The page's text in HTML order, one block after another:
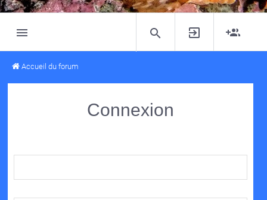
Accueil du forum
Connexion